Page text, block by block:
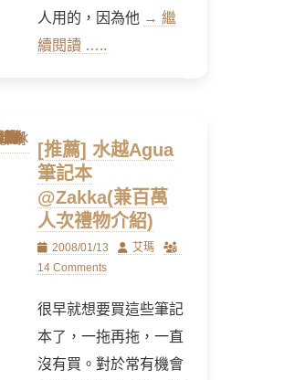
人用的，因為他 → 繼
續閱讀 …..
[推薦] 水越Agua
筆記本
@Zakka(兼百萬
人次禮物介紹)
Posted
on
2008/01/13 Author
艾瑪
14 Comments
很早就想要買這些筆記
本了，一拖再拖，一直
沒有買。對於常有機會